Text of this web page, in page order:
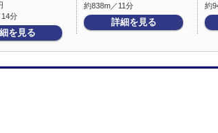
14分
を見る
約838m／11分
詳細を見る
約